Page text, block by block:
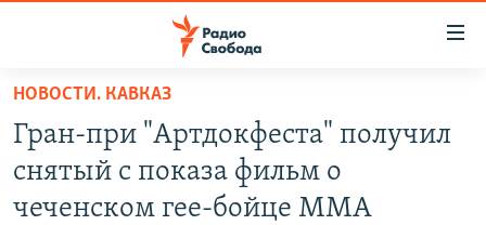
упрощенного
доступа
основному
ПОДКАСТЫ
НОВОСТИ. КАВКАЗ
Гран-при "Артдокфеста" получил
снятый с показа фильм о
чеченском гее-бойце MMA